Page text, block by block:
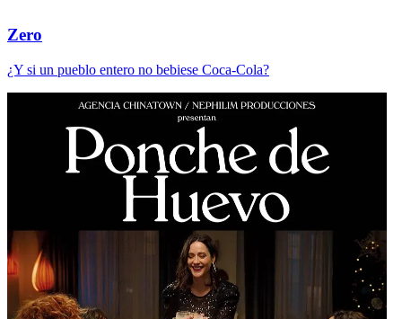
Zero
¿Y si un pueblo entero no bebiese Coca-Cola?